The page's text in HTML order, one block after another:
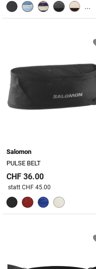
...
Salomon
PULSE BELT
CHF 36.00
Preis reduziert von
statt CHF 45.00